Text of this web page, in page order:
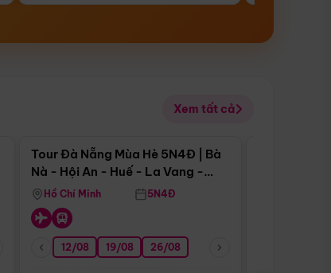
Xem tất cả
26/08 05/09 09/09 12/09
Điểm nổi bật
Tour Đà Nẵng Mùa Hè 5N4Đ | Bà
Nà - Hội An - Huế - La Vang -
Động Thiên Đường
Hồ Chí Minh 5N4Đ
12/08 19/08 26/08